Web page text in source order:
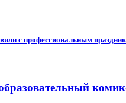
с профессиональным